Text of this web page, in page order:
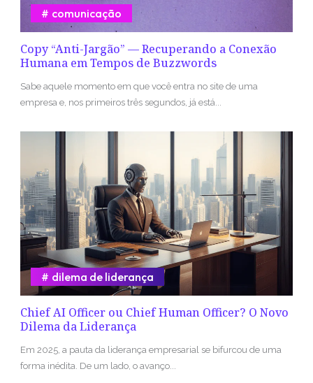
Copy “Anti-Jargão” — Recuperando a Conexão
Humana em Tempos de Buzzwords
comunicação
Sabe aquele momento em que você entra no site de uma
empresa e, nos primeiros três segundos, já está...
Chief AI Officer ou Chief Human Officer? O Novo
Dilema da Liderança
dilema de liderança
Em 2025, a pauta da liderança empresarial se bifurcou de uma
forma inédita. De um lado, o avanço...